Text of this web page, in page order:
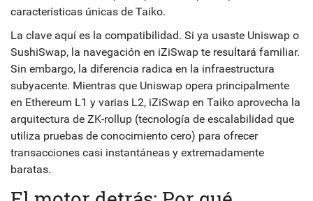
características únicas de Taiko.
La clave aquí es la compatibilidad. Si ya usaste Uniswap o
SushiSwap, la navegación en iZiSwap te resultará familiar.
Sin embargo, la diferencia radica en la infraestructura
subyacente. Mientras que Uniswap opera principalmente
en Ethereum L1 y varias L2, iZiSwap en Taiko aprovecha la
arquitectura de ZK-rollup (tecnología de escalabilidad que
utiliza pruebas de conocimiento cero) para ofrecer
transacciones casi instantáneas y extremadamente
baratas.